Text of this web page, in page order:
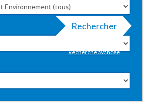
Rechercher
Recherche avancée